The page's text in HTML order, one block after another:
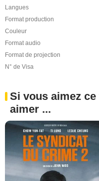
Langues
Format production
Couleur
Format audio
Format de projection
N° de Visa
Si vous aimez
aimer ...